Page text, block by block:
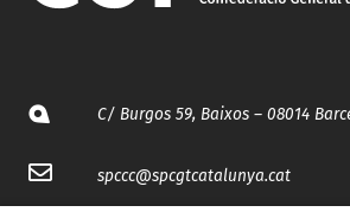
C/ Burgos 59, Baixos – 08014
spccc@spcgtcatalunya.cat